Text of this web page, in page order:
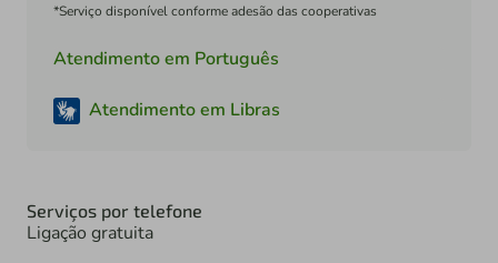
*Serviço disponível conforme adesão das cooperativas
Atendimento em Português
Atendimento em Libras
Serviços por telefone
Ligação gratuita